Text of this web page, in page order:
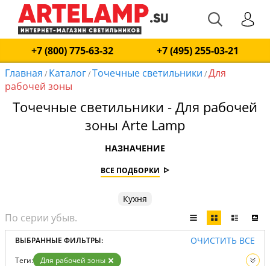
+7 (800) 775-63-32
+7 (495) 255-03-21
Главная / Каталог/Точечные светильники /Для
рабочей зоны
Точечные светильники - Для рабочей
зоны Arte Lamp
НАЗНАЧЕНИЕ
ВСЕ ПОДБОРКИ
Кухня
ВЫБРАННЫЕ ФИЛЬТРЫ: ОЧИСТИТЬ ВСЕ
Теги:
Для рабочей зоны